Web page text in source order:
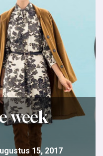
week |
15, 2017